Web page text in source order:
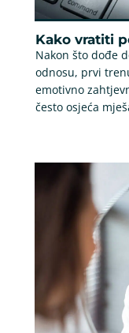
Kako vratiti
Nakon što dođe
odnosu, prvi
emotivno
često osjeća